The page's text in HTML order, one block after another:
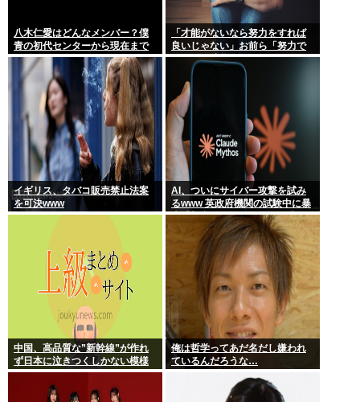
八木仁愛はどんなメンバー？僕
青の初代センターから現在まで
の活動を紹介
「才能がないなら努力をすれば
良いじゃない」お前ら「努力で
きるのも才能だよ」←は？
イギリス、タバコ販売禁止法案
を可決www
AI、ついにサイバー攻撃を試み
るwww 英政府機関の試験中に暴
走「架空人物になり承認要求」
中国、高品質な”新幹線”が作れ
ず日本に泣きつくしかない模様
www
俺は哲学ってあだ名だし嫌われ
ているんだろうな…